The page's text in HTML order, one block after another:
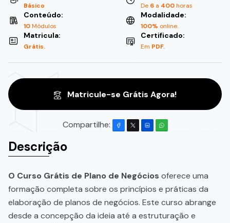
Básico De 6 a 400horas
Conteúdo:
10Módulos
Modalidade:
100% online.
Matricula:
Grátis.
Certificado:
Em PDF.
Matricule-se Grátis Agora!
Compartilhe:
Descrição
O Curso Grátis de Plano de Negócios oferece uma
formação completa sobre os princípios e práticas da
elaboração de planos de negócios. Este curso abrange
desde a concepção da ideia até a estruturação e